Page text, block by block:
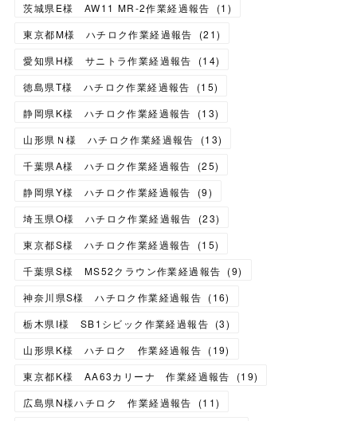
茨城県E様 AW11 MR-2作業経過報告
(1 )
東京都M様 ハチロク作業経過報告
(21)
愛知県H様 サニトラ作業経過報告
(14)
徳島県T様 ハチロク作業経過報告
(15)
静岡県K様 ハチロク作業経過報告
(13)
山形県Ｎ様 ハチロク作業経過報告
(13)
千葉県A様 ハチロク作業経過報告
(25)
静岡県Y様 ハチロク作業経過報告
(9)
埼玉県O様 ハチロク作業経過報告
(23)
東京都S様 ハチロク作業経過報告
(15)
千葉県S様 MS52クラウン作業経過報告 (9)
神奈川県S様 ハチロク作業経過報告 (16)
栃木県I様 SB1シビック作業経過報告 (3)
山形県K様 ハチロク 作業経過報告 (19)
東京都K様 AA63カリーナ 作業経過報告
(19)
広島県N様ハチロク 作業経過報告
(11)